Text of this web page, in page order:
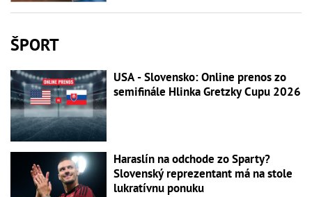
ŠPORT
USA - Slovensko: Online prenos zo
semifinále Hlinka Gretzky Cupu 2026
Haraslín na odchode zo Sparty?
Slovenský reprezentant má na stole
lukratívnu ponuku